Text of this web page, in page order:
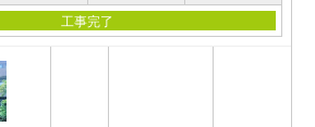
工事完了